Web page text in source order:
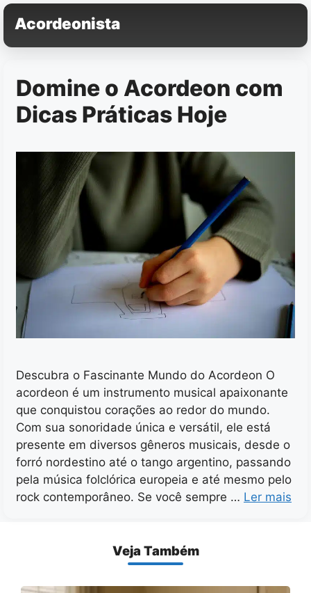
Pular
para
o
Acordeonista
Domine o Acordeon com
Dicas Práticas Hoje
Descubra o Fascinante Mundo do Acordeon O
acordeon é um instrumento musical apaixonante
que conquistou corações ao redor do mundo.
Com sua sonoridade única e versátil, ele está
presente em diversos gêneros musicais, desde o
forró nordestino até o tango argentino, passando
pela música folclórica europeia e até mesmo pelo
rock contemporâneo. Se você sempre … Ler mais
Veja Também